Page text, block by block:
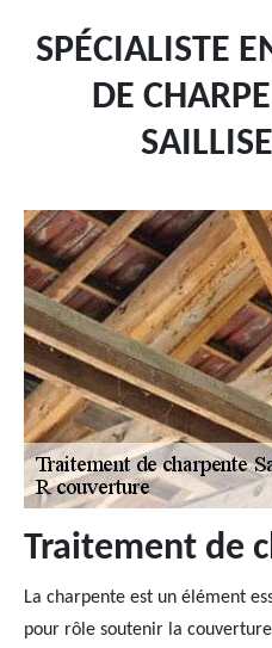
SPÉCIALISTE
DE
Traitement de
La charpente est un élément
pour rôle soutenir la